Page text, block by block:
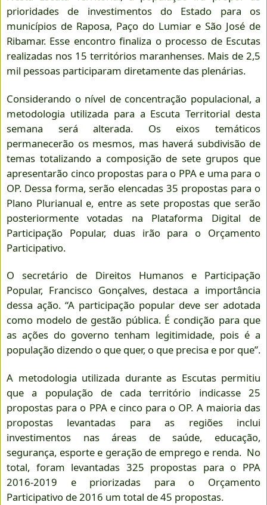
prioridades de investimentos do Estado para os
municípios de Raposa, Paço do Lumiar e São José de
Ribamar. Esse encontro finaliza o processo de Escutas
realizadas nos 15 territórios maranhenses. Mais de 2,5
mil pessoas participaram diretamente das plenárias.
Considerando o nível de concentração populacional, a
metodologia utilizada para a Escuta Territorial desta
semana será alterada. Os eixos temáticos
permanecerão os mesmos, mas haverá subdivisão de
temas totalizando a composição de sete grupos que
apresentarão cinco propostas para o PPA e uma para o
OP. Dessa forma, serão elencadas 35 propostas para o
Plano Plurianual e, entre as sete propostas que serão
posteriormente votadas na Plataforma Digital de
Participação Popular, duas irão para o Orçamento
Participativo.
O secretário de Direitos Humanos e Participação
Popular, Francisco Gonçalves, destaca a importância
dessa ação. “A participação popular deve ser adotada
como modelo de gestão pública. É condição para que
as ações do governo tenham legitimidade, pois é a
população dizendo o que quer, o que precisa e por que”.
A metodologia utilizada durante as Escutas permitiu
que a população de cada território indicasse 25
propostas para o PPA e cinco para o OP. A maioria das
propostas levantadas para as regiões inclui
investimentos nas áreas de saúde, educação,
segurança, esporte e geração de emprego e renda. No
total, foram levantadas 325 propostas para o PPA
2016-2019 e priorizadas para o Orçamento
Participativo de 2016 um total de 45 propostas.